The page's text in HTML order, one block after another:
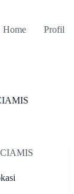
Home Profil